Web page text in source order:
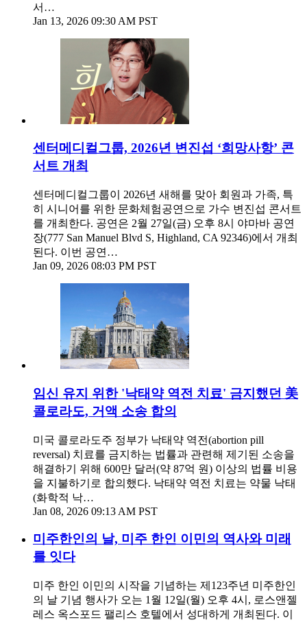
서…
Jan 13, 2026 09:30 AM PST
센터메디컬그룹, 2026년 변진섭 ‘희망사항’ 콘
서트 개최
센터메디컬그룹이 2026년 새해를 맞아 회원과 가족, 특
히 시니어를 위한 문화체험공연으로 가수 변진섭 콘서트
를 개최한다. 공연은 2월 27일(금) 오후 8시 야마바 공연
장(777 San Manuel Blvd S, Highland, CA 92346)에서 개최
된다. 이번 공연…
Jan 09, 2026 08:03 PM PST
임신 유지 위한 '낙태약 역전 치료' 금지했던 美
콜로라도, 거액 소송 합의
미국 콜로라도주 정부가 낙태약 역전(abortion pill
reversal) 치료를 금지하는 법률과 관련해 제기된 소송을
해결하기 위해 600만 달러(약 87억 원) 이상의 법률 비용
을 지불하기로 합의했다. 낙태약 역전 치료는 약물 낙태
(화학적 낙…
Jan 08, 2026 09:13 AM PST
미주한인의 날, 미주 한인 이민의 역사와 미래
를 잇다
미주 한인 이민의 시작을 기념하는 제123주년 미주한인
의 날 기념 행사가 오는 1월 12일(월) 오후 4시, 로스앤젤
레스 옥스포드 팰리스 호텔에서 성대하게 개최된다. 이